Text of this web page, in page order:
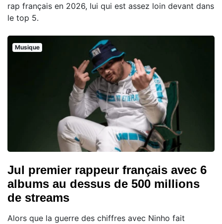
rap français en 2026, lui qui est assez loin devant dans
le top 5.
Musique
Jul premier rappeur français avec 6
albums au dessus de 500 millions
de streams
Alors que la guerre des chiffres avec Ninho fait